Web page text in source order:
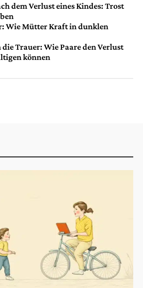
dem Verlust eines Kindes: Trost
Wie Mütter Kraft in dunklen
Trauer: Wie Paare den Verlust
können